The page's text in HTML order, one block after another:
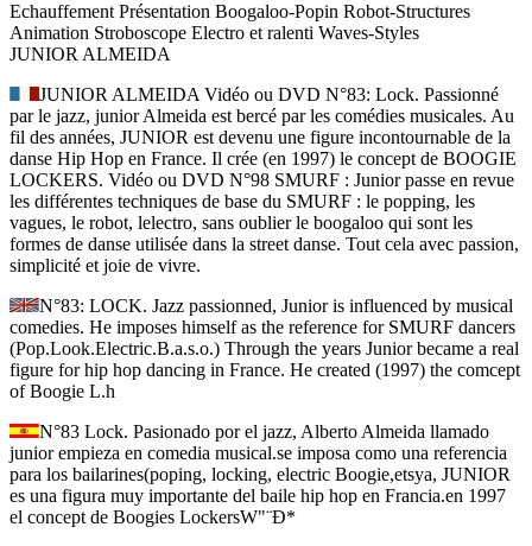
Echauffement Présentation Boogaloo-Popin Robot-Structures
Animation Stroboscope Electro et ralenti Waves-Styles
JUNIOR ALMEIDA
JUNIOR ALMEIDA Vidéo ou DVD N°83: Lock. Passionné
par le jazz, junior Almeida est bercé par les comédies musicales. Au
fil des années, JUNIOR est devenu une figure incontournable de la
danse Hip Hop en France. Il crée (en 1997) le concept de BOOGIE
LOCKERS. Vidéo ou DVD N°98 SMURF : Junior passe en revue
les différentes techniques de base du SMURF : le popping, les
vagues, le robot, lelectro, sans oublier le boogaloo qui sont les
formes de danse utilisée dans la street danse. Tout cela avec passion,
simplicité et joie de vivre.
N°83: LOCK. Jazz passionned, Junior is influenced by musical
comedies. He imposes himself as the reference for SMURF dancers
(Pop.Look.Electric.B.a.s.o.) Through the years Junior became a real
figure for hip hop dancing in France. He created (1997) the comcept
of Boogie L.h
N°83 Lock. Pasionado por el jazz, Alberto Almeida llamado
junior empieza en comedia musical.se imposa como una referencia
para los bailarines(poping, locking, electric Boogie,etsya, JUNIOR
es una figura muy importante del baile hip hop en Francia.en 1997
el concept de Boogies LockersW"¨Ð*